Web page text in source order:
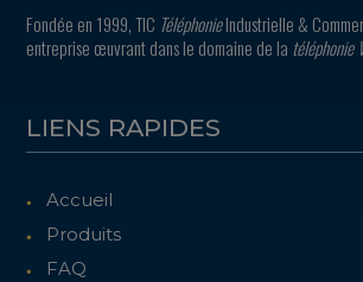
Fondée en 1999, TIC TéléphonieIndustrielle &
entreprise œuvrant dans le domaine de la téléphonie
LIENS RAPIDES
Accueil
Produits
FAQ